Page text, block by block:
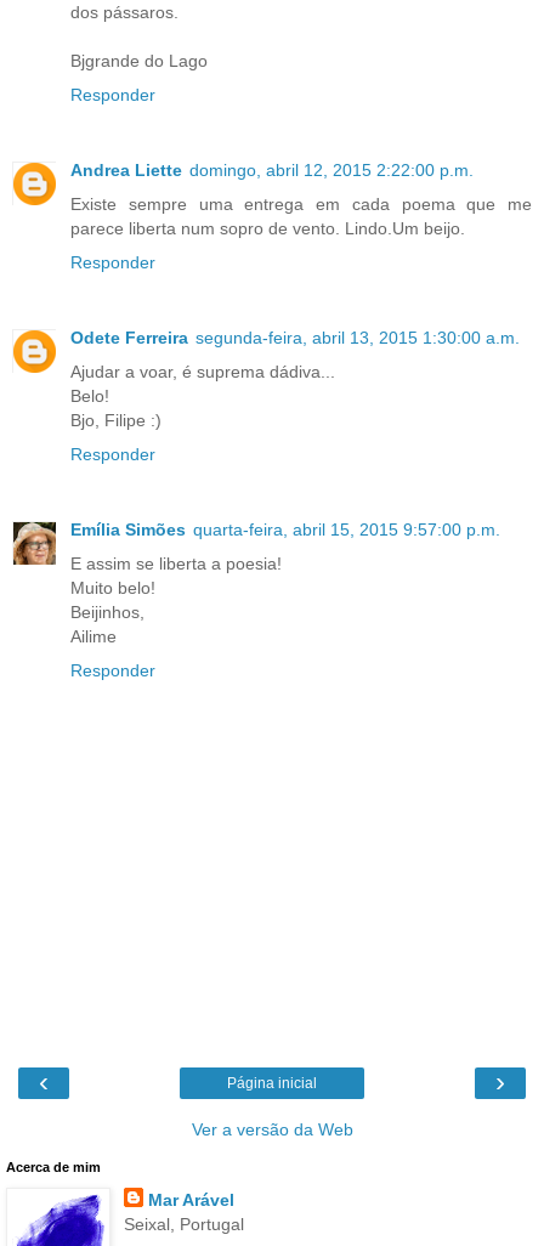
dos pássaros.
Bjgrande do Lago
Responder
Andrea Liette domingo, abril 12, 2015 2:22:00 p.m.
Existe sempre uma entrega em cada poema que me
parece liberta num sopro de vento. Lindo.Um beijo.
Responder
Odete Ferreira segunda-feira, abril 13, 2015 1:30:00 a.m.
Ajudar a voar, é suprema dádiva...
Belo!
Bjo, Filipe :)
Responder
Emília Simões quarta-feira, abril 15, 2015 9:57:00 p.m.
E assim se liberta a poesia!
Muito belo!
Beijinhos,
Ailime
Responder
‹ ›
Página inicial
Ver a versão da Web
Acerca de mim
Mar Arável
Seixal, Portugal